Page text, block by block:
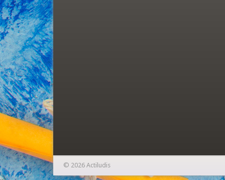
© 2026 Actiludis